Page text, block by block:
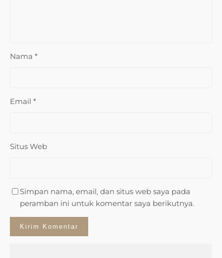
Nama *
Email *
Situs Web
Simpan nama, email, dan situs web saya pada
peramban ini untuk komentar saya berikutnya.